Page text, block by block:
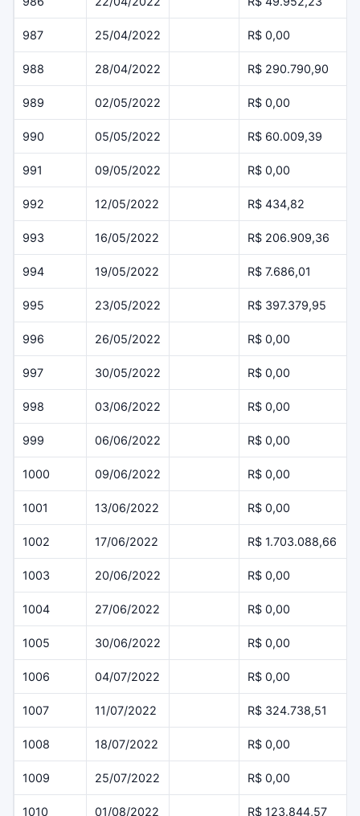
987 25/04/2022 R$ 0,00
988 28/04/2022 R$ 290.790,90
989 02/05/2022 R$ 0,00
990 05/05/2022 R$ 60.009,39
991 09/05/2022 R$ 0,00
992 12/05/2022 R$ 434,82
993 16/05/2022 R$ 206.909,36
994 19/05/2022 R$ 7.686,01
995 23/05/2022 R$ 397.379,95
996 26/05/2022 R$ 0,00
997 30/05/2022 R$ 0,00
998 03/06/2022 R$ 0,00
999 06/06/2022 R$ 0,00
1000 09/06/2022 R$ 0,00
1001 13/06/2022 R$ 0,00
1002 17/06/2022 R$ 1.703.088,66
1003 20/06/2022 R$ 0,00
1004 27/06/2022 R$ 0,00
1005 30/06/2022 R$ 0,00
1006 04/07/2022 R$ 0,00
1007 11/07/2022 R$ 324.738,51
1008 18/07/2022 R$ 0,00
1009 25/07/2022 R$ 0,00
1010 01/08/2022 R$ 123.844,57